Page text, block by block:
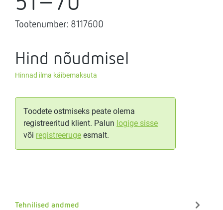
Tootenumber: 8117600
Hind nõudmisel
Hinnad ilma käibemaksuta
Toodete ostmiseks peate olema
registreeritud klient. Palun logige sisse
või registreeruge esmalt.
Tehnilised andmed